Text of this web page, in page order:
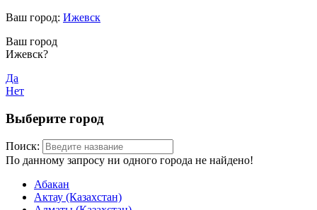
Ваш город: Ижевск
Ваш город
Ижевск?
Да
Нет
Выберите город
Поиск:
По данному запросу ни одного города не найдено!
Абакан
Актау (Казахстан)